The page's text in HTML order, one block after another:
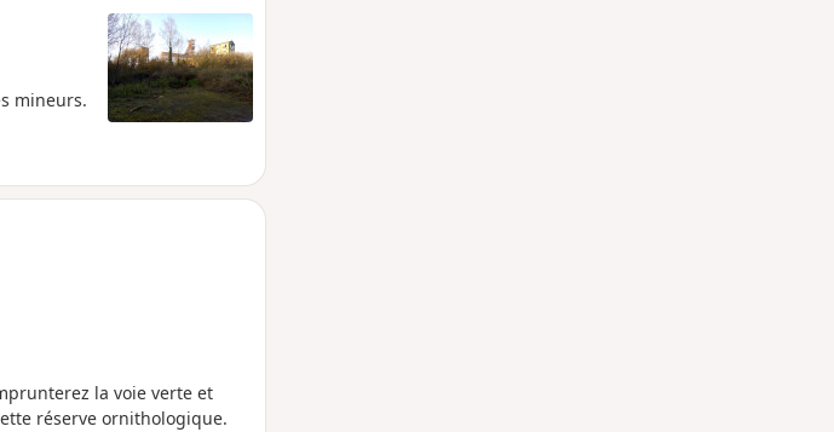
mineurs.
la voie verte et
réserve ornithologique.